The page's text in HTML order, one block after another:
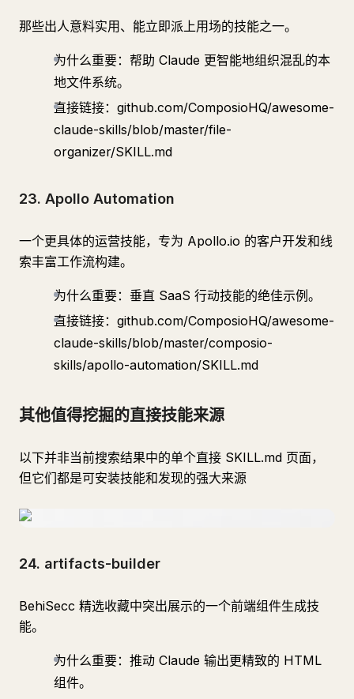
那些出人意料实用、能立即派上用场的技能之一。
为什么重要：帮助 Claude 更智能地组织混乱的本
地文件系统。
直接链接：github.com/ComposioHQ/awesome-
claude-skills/blob/master/file-
organizer/SKILL.md
23. Apollo Automation
一个更具体的运营技能，专为 Apollo.io 的客户开发和线
索丰富工作流构建。
为什么重要：垂直 SaaS 行动技能的绝佳示例。
直接链接：github.com/ComposioHQ/awesome-
claude-skills/blob/master/composio-
skills/apollo-automation/SKILL.md
其他值得挖掘的直接技能来源
以下并非当前搜索结果中的单个直接 SKILL.md 页面，
但它们都是可安装技能和发现的强大来源
24. artifacts-builder
BehiSecc 精选收藏中突出展示的一个前端组件生成技
能。
为什么重要：推动 Claude 输出更精致的 HTML
组件。